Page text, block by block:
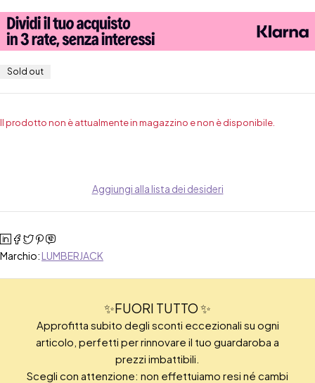
Sold out
Il prodotto non è attualmente in magazzino e non è disponibile.
Aggiungi alla lista dei desideri
Marchio: LUMBERJACK
✨FUORI TUTTO ✨
Approfitta subito degli sconti eccezionali su ogni
articolo, perfetti per rinnovare il tuo guardaroba a
prezzi imbattibili.
Scegli con attenzione: non effettuiamo resi né cambi